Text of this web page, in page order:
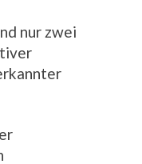
nur zwei